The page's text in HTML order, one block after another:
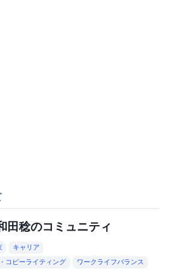
田稔のコミュニティ
キャリア
コピーライティング
ワークライフバランス